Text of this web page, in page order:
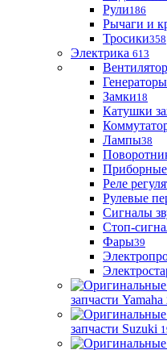
Рули186
Рычаги и
Тросики358
Электрика 613
Генераторы
Замки18
Катушки
Лампы38
Реле
Рулевые
Сигналы
Стоп-
Фары39
запчасти Yamaha
запчасти Suzuki